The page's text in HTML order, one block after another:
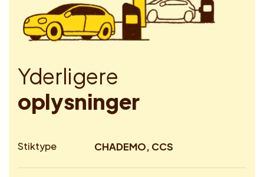
Yderligere
oplysninger
Stiktype CHADEMO, CCS